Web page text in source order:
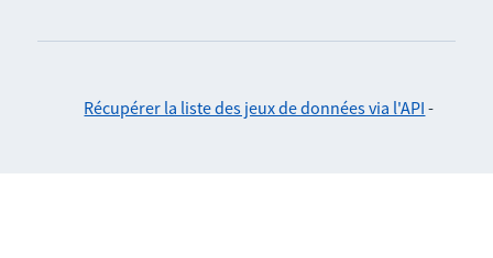
Récupérer la liste des jeux de données via l'API -